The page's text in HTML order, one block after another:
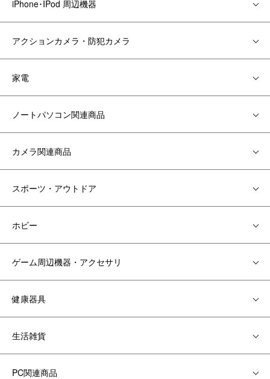
iPhone･IPod 周辺機器
アクションカメラ・防犯カメラ
家電
ノートパソコン関連商品
カメラ関連商品
スポーツ・アウトドア
ホビー
ゲーム周辺機器・アクセサリ
健康器具
生活雑貨
PC関連商品